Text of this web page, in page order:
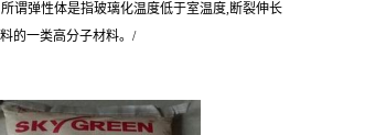
谓弹性体是指玻璃化温度低于室温度,断裂伸长
的一类高分子材料。/